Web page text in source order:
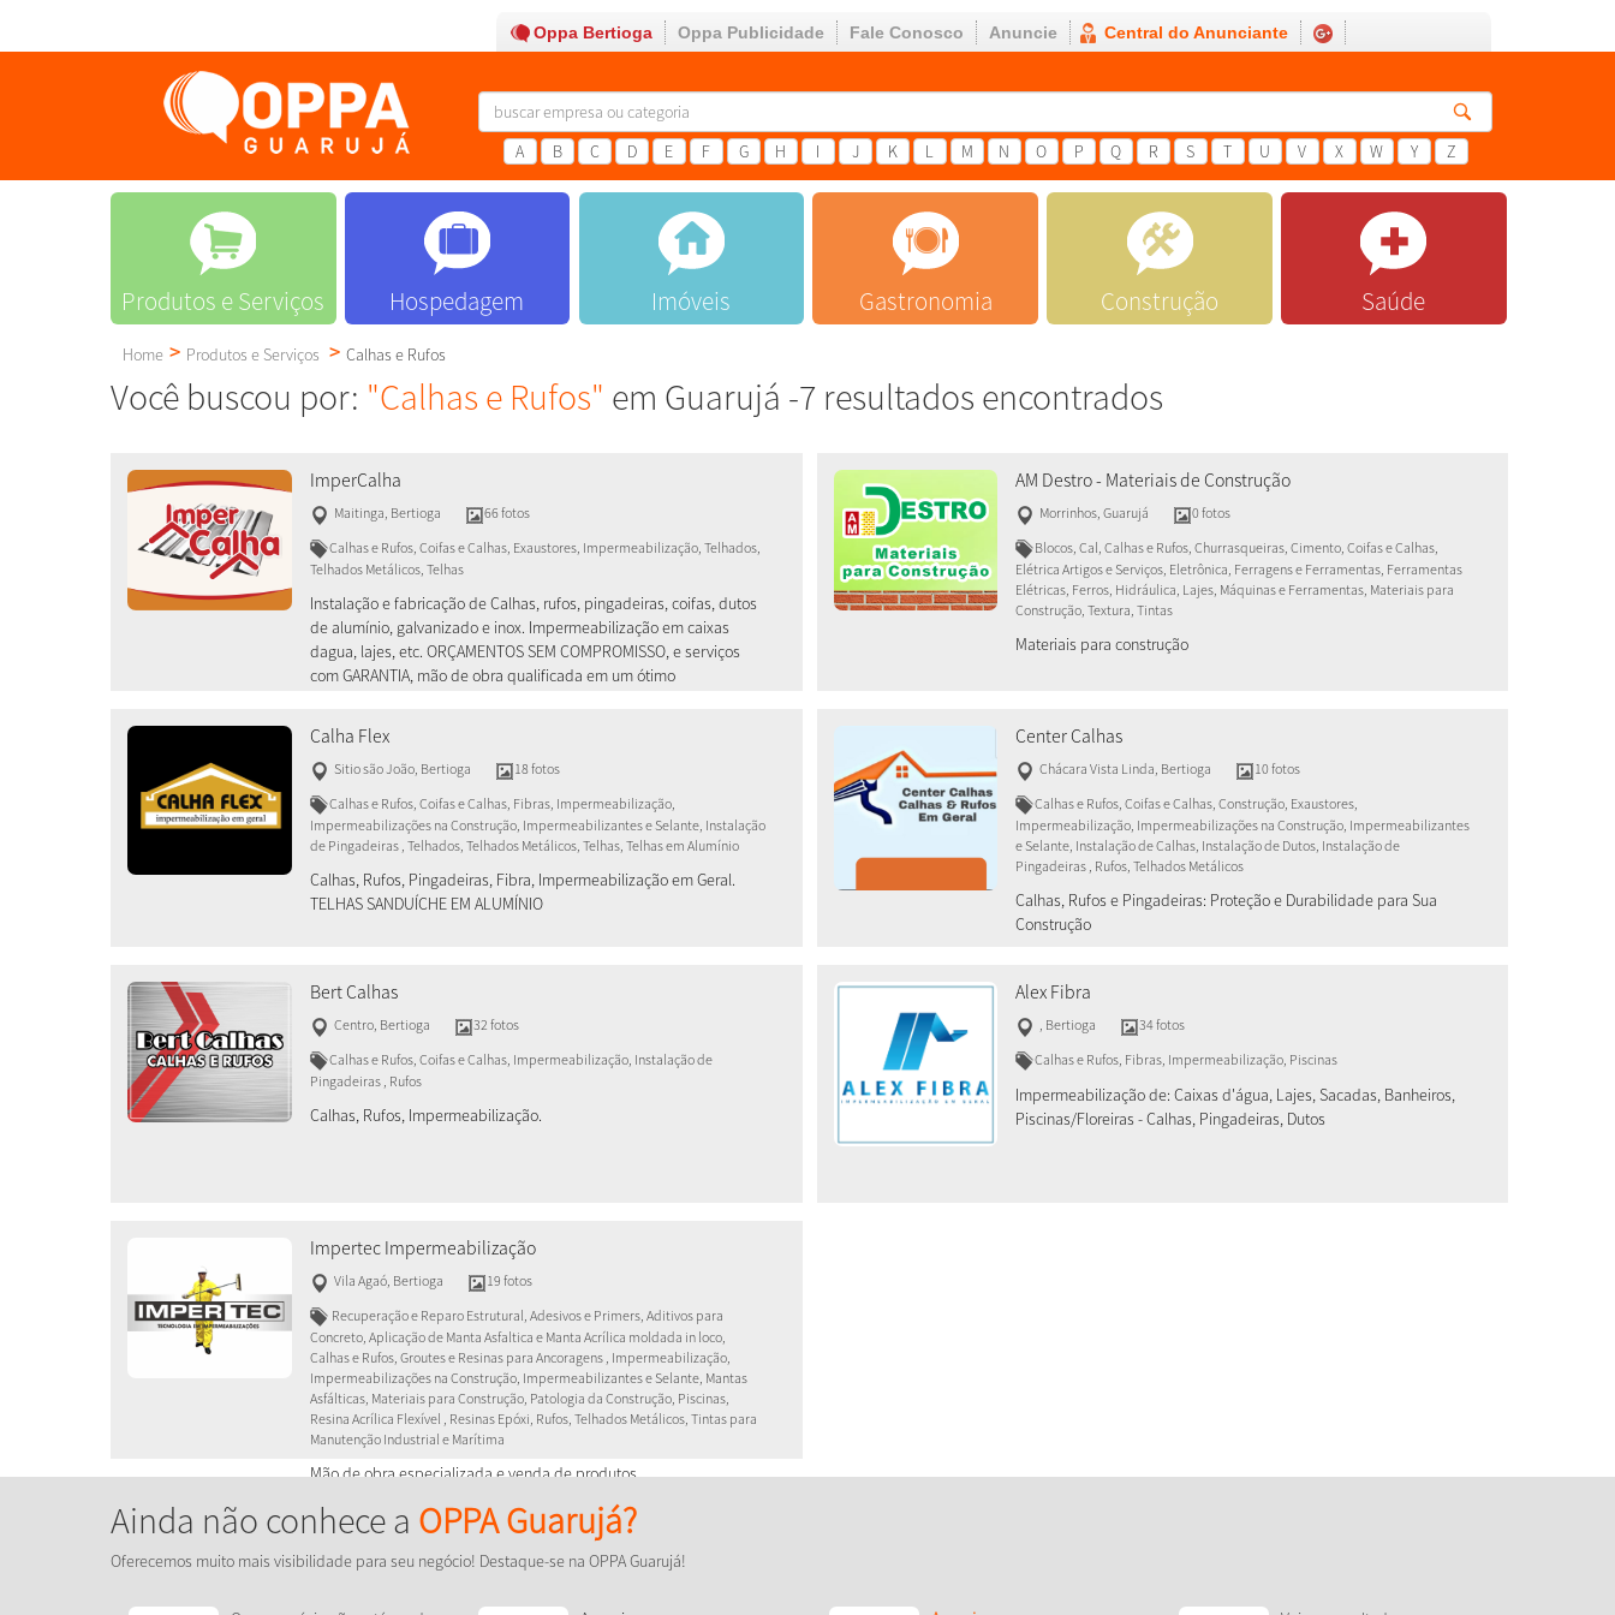
Oppa Bertioga Oppa Publicidade Fale Conosco Anuncie Central do Anunciante
A B C D E F G H I J K L M N O P Q R S T U V X W Y Z
Produtos e Serviços Hospedagem Imóveis Gastronomia Construção Saúde
Home Produtos e Serviços Calhas e Rufos
Você buscou por: "Calhas e Rufos" em Guarujá -7 resultados encontrados
ImperCalha
Maitinga, Bertioga
66 fotos
Calhas e Rufos, Coifas e Calhas, Exaustores, Impermeabilização, Telhados,
Telhados Metálicos, Telhas
Instalação e fabricação de Calhas, rufos, pingadeiras, coifas, dutos
de alumínio, galvanizado e inox. Impermeabilização em caixas
dagua, lajes, etc. ORÇAMENTOS SEM COMPROMISSO, e serviços
com GARANTIA, mão de obra qualificada em um ótimo
AM Destro - Materiais de Construção
Morrinhos,Guarujá
0 fotos
Blocos, Cal, Calhas e Rufos, Churrasqueiras, Cimento, Coifas e Calhas,
Elétrica Artigos e Serviços, Eletrônica, Ferragens e Ferramentas, Ferramentas
Elétricas, Ferros, Hidráulica, Lajes, Máquinas e Ferramentas, Materiais para
Construção, Textura, Tintas
Materiais para construção
Calha Flex
Sitio são João, Bertioga
18 fotos
Calhas e Rufos, Coifas e Calhas, Fibras, Impermeabilização,
Impermeabilizações na Construção, Impermeabilizantes e Selante, Instalação
de Pingadeiras , Telhados, Telhados Metálicos, Telhas, Telhas em Alumínio
Calhas, Rufos, Pingadeiras, Fibra, Impermeabilização em Geral.
TELHAS SANDUÍCHE EM ALUMÍNIO
Center Calhas
Chácara Vista Linda, Bertioga
10 fotos
Calhas e Rufos, Coifas e Calhas, Construção, Exaustores,
Impermeabilização, Impermeabilizações na Construção, Impermeabilizantes
e Selante, Instalação de Calhas, Instalação de Dutos, Instalação de
Pingadeiras , Rufos, Telhados Metálicos
Calhas, Rufos e Pingadeiras: Proteção e Durabilidade para Sua
Construção
Bert Calhas
Centro, Bertioga
32 fotos
Calhas e Rufos, Coifas e Calhas, Impermeabilização, Instalação de
Pingadeiras , Rufos
Calhas, Rufos, Impermeabilização.
Alex Fibra
, Bertioga
34 fotos
Calhas e Rufos, Fibras, Impermeabilização, Piscinas
Impermeabilização de: Caixas d'água, Lajes, Sacadas, Banheiros,
Piscinas/Floreiras - Calhas, Pingadeiras, Dutos
Impertec Impermeabilização
Vila Agaó, Bertioga
19 fotos
Recuperação e Reparo Estrutural, Adesivos e Primers, Aditivos para
Concreto, Aplicação de Manta Asfaltica e Manta Acrílica moldada in loco,
Calhas e Rufos, Groutes e Resinas para Ancoragens , Impermeabilização,
Impermeabilizações na Construção, Impermeabilizantes e Selante, Mantas
Asfálticas, Materiais para Construção, Patologia da Construção, Piscinas,
Resina Acrílica Flexível , Resinas Epóxi, Rufos, Telhados Metálicos, Tintas para
Manutenção Industrial e Marítima
Mão de obra especializada e venda de produtos.
impermeabilização em geral, recuperação estrutural.
Ainda não conhece a OPPA Guarujá?
Oferecemos muito mais visibilidade para seu negócio! Destaque-se na OPPA Guarujá!